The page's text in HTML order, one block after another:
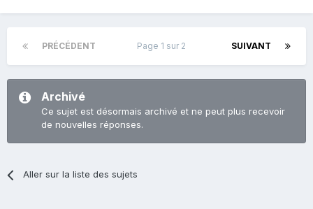
PRÉCÉDENT SUIVANT
Page 1 sur 2
Archivé
Ce sujet est désormais archivé et ne peut plus recevoir
de nouvelles réponses.
Aller sur la liste des sujets